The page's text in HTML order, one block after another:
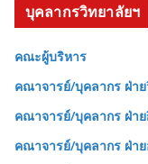
บุคลากรวิทยาลัยฯ
คณะผู้บริหาร
คณาจารย์/บุคลากร ฝ่า
คณาจารย์/บุคลากร ฝ่า
คณาจารย์/บุคลากร ฝ่า